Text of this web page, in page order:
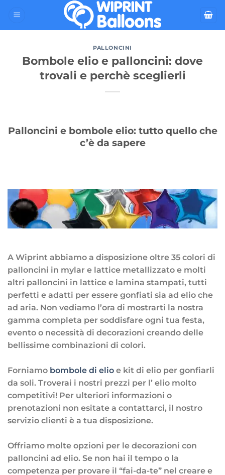
contenuti
PALLONCINI
Bombole elio e palloncini: dove
trovali e perchè sceglierli
Palloncini e bombole elio: tutto quello che
c’è da sapere
A Wiprint abbiamo a disposizione oltre 35 colori di
palloncini in mylar e lattice metallizzato e molti
altri palloncini in lattice e lamina stampati, tutti
perfetti e adatti per essere gonfiati sia ad elio che
ad aria. Non vediamo l’ora di mostrarti la nostra
gamma completa per soddisfare ogni tua festa,
evento o necessità di decorazioni creando delle
bellissime combinazioni di colori.
Forniamo bombole di elio e kit di elio per gonfiarli
da soli. Troverai i nostri prezzi per l’ elio molto
competitivi! Per ulteriori informazioni o
prenotazioni non esitate a contattarci, il nostro
servizio clienti è a tua disposizione.
Offriamo molte opzioni per le decorazioni con
palloncini ad elio. Se non hai il tempo o la
competenza per provare il “fai-da-te” nel creare e